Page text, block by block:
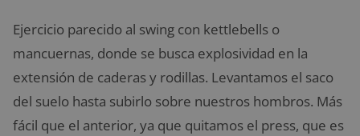
Ejercicio parecido al swing con kettlebells o
mancuernas, donde se busca explosividad en la
extensión de caderas y rodillas. Levantamos el saco
del suelo hasta subirlo sobre nuestros hombros. Más
fácil que el anterior, ya que quitamos el press, que es